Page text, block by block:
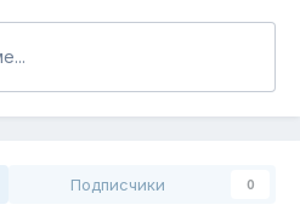
Подписчики 0